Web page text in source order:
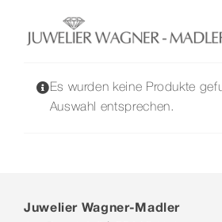
springen
Es wurden keine Produkte
Auswahl entsprechen.
Juwelier Wagner-Madler